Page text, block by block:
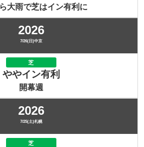
大雨で芝はイン有利に
2026
7/26(日)中京
芝
ややイン有利
開幕週
2026
7/25(土)札幌
芝